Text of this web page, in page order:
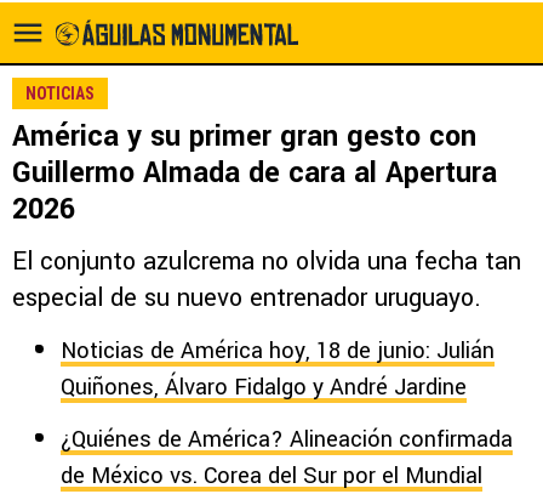
NOTICIAS
América y su primer gran gesto con
Guillermo Almada de cara al Apertura
2026
El conjunto azulcrema no olvida una fecha tan
especial de su nuevo entrenador uruguayo.
Noticias de América hoy, 18 de junio: Julián
Quiñones, Álvaro Fidalgo y André Jardine
¿Quiénes de América? Alineación confirmada
de México vs. Corea del Sur por el Mundial